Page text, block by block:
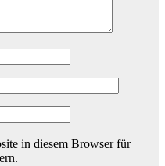
in diesem Browser für